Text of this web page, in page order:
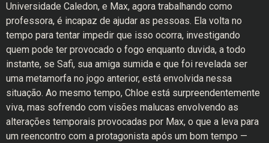
Universidade Caledon, e Max, agora trabalhando como
professora, é incapaz de ajudar as pessoas. Ela volta no
tempo para tentar impedir que isso ocorra, investigando
quem pode ter provocado o fogo enquanto duvida, a todo
instante, se Safi, sua amiga sumida e que foi revelada ser
uma metamorfa no jogo anterior, está envolvida nessa
situação. Ao mesmo tempo, Chloe está surpreendentemente
viva, mas sofrendo com visões malucas envolvendo as
alterações temporais provocadas por Max, o que a leva para
um reencontro com a protagonista após um bom tempo —